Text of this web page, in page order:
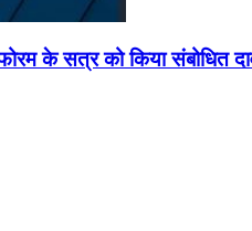
के सत्र को किया संबोधित